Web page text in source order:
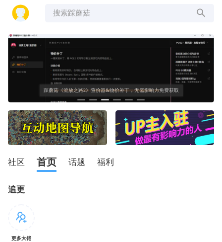
搜索踩蘑菇
踩蘑菇《流放之路2》查价器&物价补丁，无需影响力免费获取
社区 首页 话题 福利
追更
更多大佬